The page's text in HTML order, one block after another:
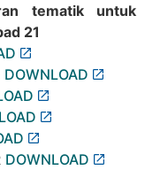
tematik untuk
21
DOWNLOAD
DOWNLOAD